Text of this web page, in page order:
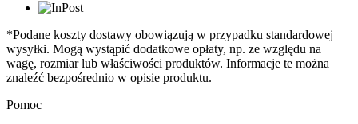
*Podane koszty dostawy obowiązują w przypadku standardowej
wysyłki. Mogą wystąpić dodatkowe opłaty, np. ze względu na
wagę, rozmiar lub właściwości produktów. Informacje te można
znaleźć bezpośrednio w opisie produktu.
Pomoc